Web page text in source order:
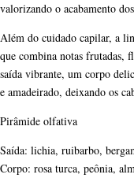
valorizando o acabamento
Além do cuidado capilar, a
que combina notas frutadas,
saída vibrante, um corpo
e amadeirado, deixando os
Pirâmide olfativa
Saída: lichia, ruibarbo,
Corpo: rosa turca, peônia,